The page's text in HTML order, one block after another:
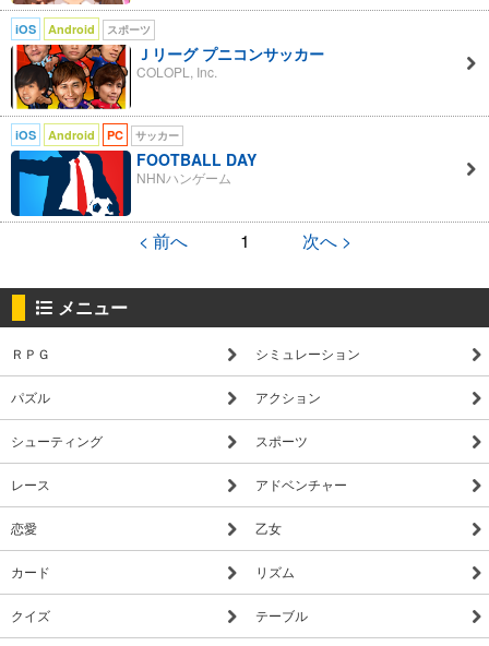
iOS Android スポーツ
Ｊリーグ プニコンサッカー
COLOPL, Inc.
iOS Android PC サッカー
FOOTBALL DAY
NHNハンゲーム
< 前へ 1 次へ >
メニュー
ＲＰＧ シミュレーション
パズル アクション
シューティング スポーツ
レース アドベンチャー
恋愛 乙女
カード リズム
クイズ テーブル